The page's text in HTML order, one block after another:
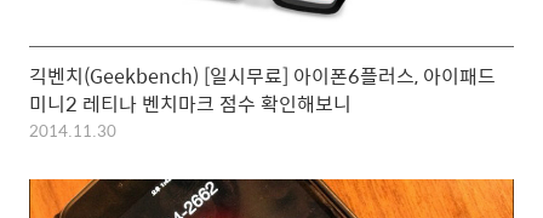
긱벤치(Geekbench) [일시무료] 아이폰6플러스, 아이패드
미니2 레티나 벤치마크 점수 확인해보니
2014.11.30